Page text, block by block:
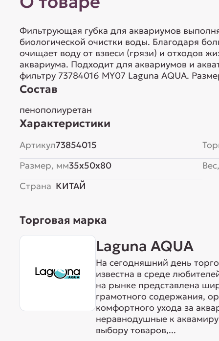
Фильтрующая губка для аквариумов
биологической очистки воды. Благодаря
очищает воду от взвеси (грязи) и отходов
аквариума. Подходит для аквариумов и
фильтру 73784016 MY07 Laguna AQUA.
Состав
пенополиуретан
Характеристики
Артикул73854015
Размер, мм35x50x80
Страна КИТАЙ
Торговая марка
Laguna AQUA
На сегодняшний день
известна в среде
на рынке представлена
грамотного содержания,
комфортного ухода за
неравнодушные к
выбору товаров,...